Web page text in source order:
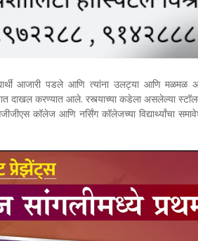
आजारी पडले आणि त्यांना उलट्या आणि मळमळ
दाखल करण्यात आले. रस्त्याच्या कडेला असलेल्या
एसजीजीएस कॉलेज आणि नर्सिंग कॉलेजच्या